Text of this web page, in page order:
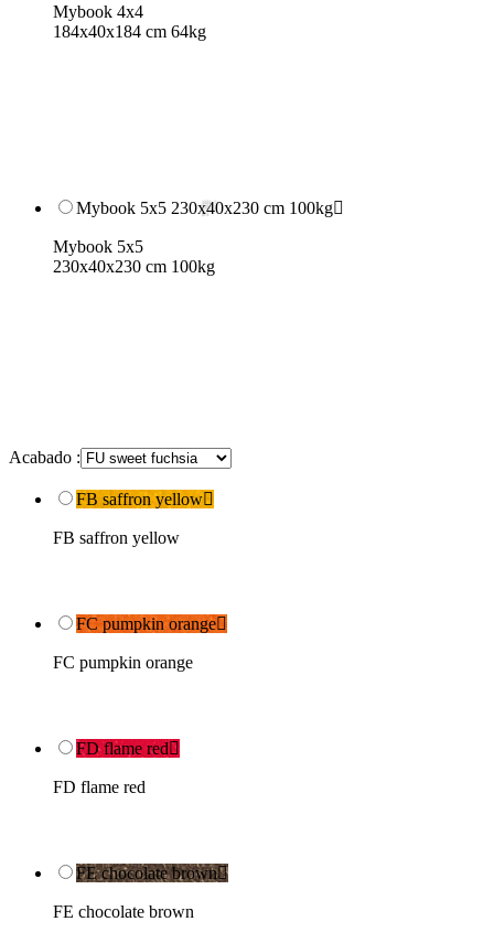
Mybook 4x4
184x40x184 cm 64kg
Mybook 5x5 230x40x230 cm 100kg
Mybook 5x5
230x40x230 cm 100kg
Acabado :
FB saffron yellow
FB saffron yellow
FC pumpkin orange
FC pumpkin orange
FD flame red
FD flame red
FE chocolate brown
FE chocolate brown